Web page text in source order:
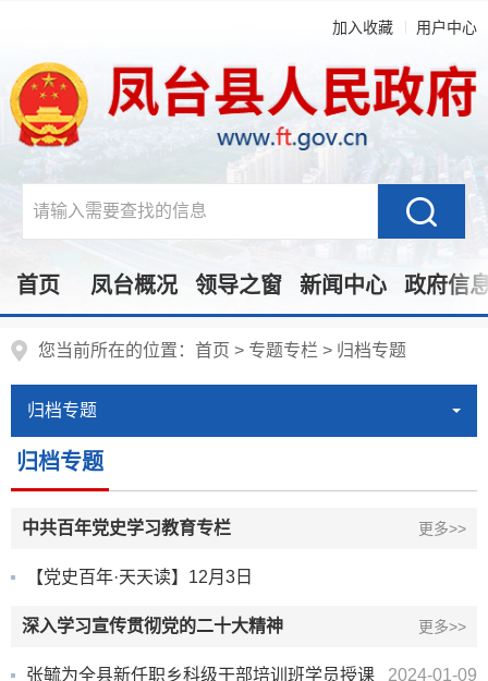
加入收藏 用户中心
首页 凤台概况 领导之窗 新闻中心 政府信
您当前所在的位置： 首页 > 专题专栏 > 归档专题
归档专题
归档专题
更多>>
中共百年党史学习教育专栏
【党史百年·天天读】12月3日
更多>>
深入学习宣传贯彻党的二十大精神
2024-01-09
张毓为全县新任职乡科级干部培训班学员授课